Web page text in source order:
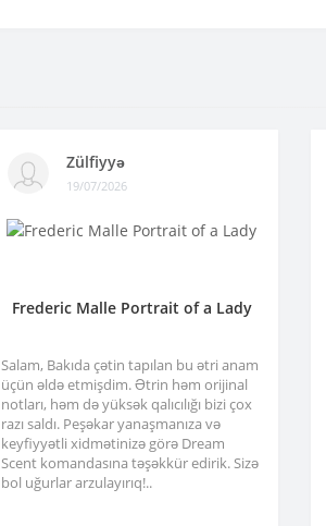
Zülfiyyə
19/07/2026
Frederic Malle Portrait of a Lady
Salam, Bakıda çətin tapılan bu ətri anam
üçün əldə etmişdim. Ətrin həm orijinal
notları, həm də yüksək qalıcılığı bizi çox
razı saldı. Peşəkar yanaşmanıza və
keyfiyyətli xidmətinizə görə Dream
Scent komandasına təşəkkür edirik. Sizə
bol uğurlar arzulayırıq!..